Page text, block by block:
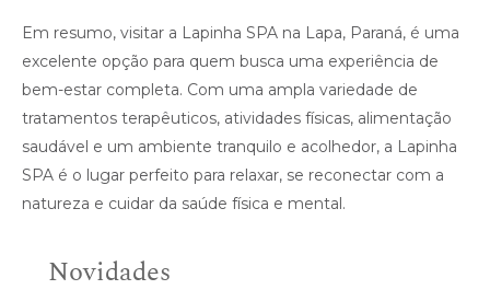
Em resumo, visitar a Lapinha SPA na Lapa, Paraná, é uma
excelente opção para quem busca uma experiência de
bem-estar completa. Com uma ampla variedade de
tratamentos terapêuticos, atividades físicas, alimentação
saudável e um ambiente tranquilo e acolhedor, a Lapinha
SPA é o lugar perfeito para relaxar, se reconectar com a
natureza e cuidar da saúde física e mental.
Novidades